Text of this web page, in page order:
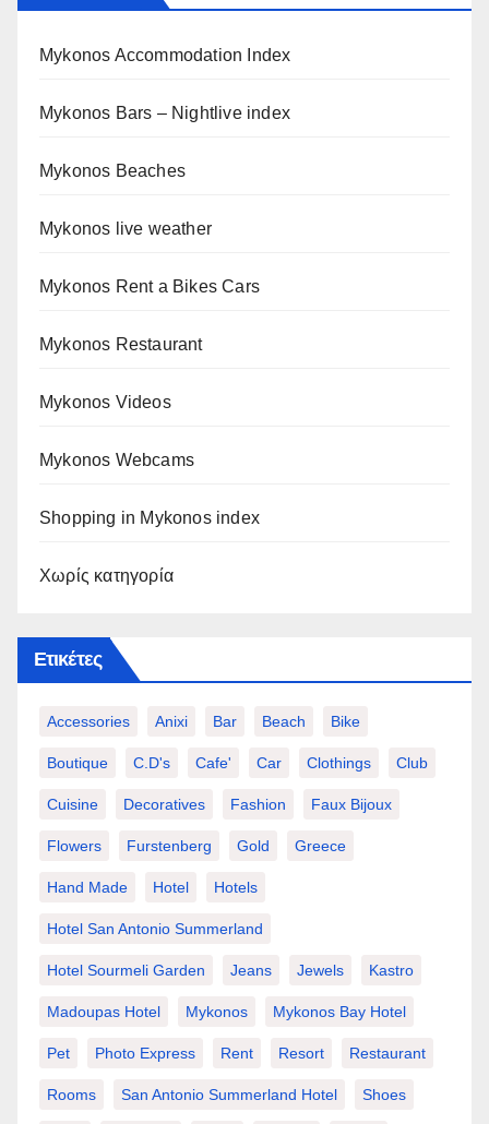
Mykonos Accommodation Index
Mykonos Bars – Nightlive index
Mykonos Beaches
Mykonos live weather
Mykonos Rent a Bikes Cars
Mykonos Restaurant
Mykonos Videos
Mykonos Webcams
Shopping in Mykonos index
Χωρίς κατηγορία
Ετικέτες
Accessories Anixi Bar Beach Bike
Boutique C.d's Cafe' Car Clothings Club
Cuisine Decoratives Fashion Faux Bijoux
Flowers Furstenberg Gold Greece
Hand Made Hotel Hotels
Hotel San Antonio Summerland
Hotel Sourmeli Garden Jeans Jewels Kastro
Madoupas Hotel Mykonos Mykonos Bay Hotel
Pet Photo Express Rent Resort Restaurant
Rooms San Antonio Summerland Hotel Shoes